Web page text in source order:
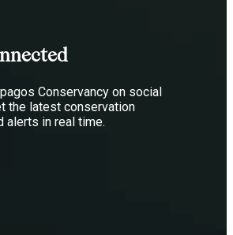
Conservancy on social
the latest conservation
alerts in real time.